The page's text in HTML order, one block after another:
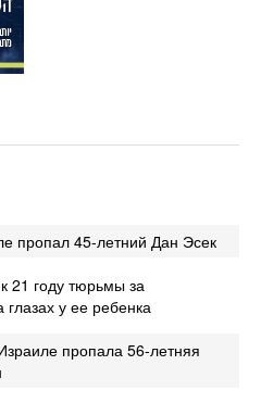
пропал 45-летний Дан Эсек
21 году тюрьмы за
у ее ребенка
пропала 56-летняя